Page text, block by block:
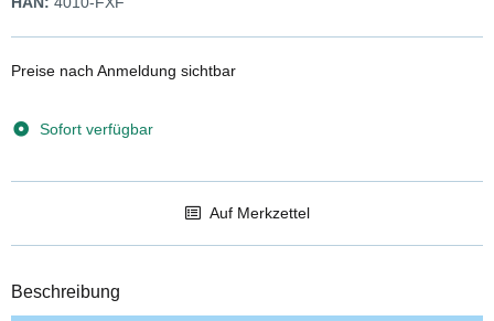
Preise nach Anmeldung sichtbar
Sofort verfügbar
Auf Merkzettel
Beschreibung